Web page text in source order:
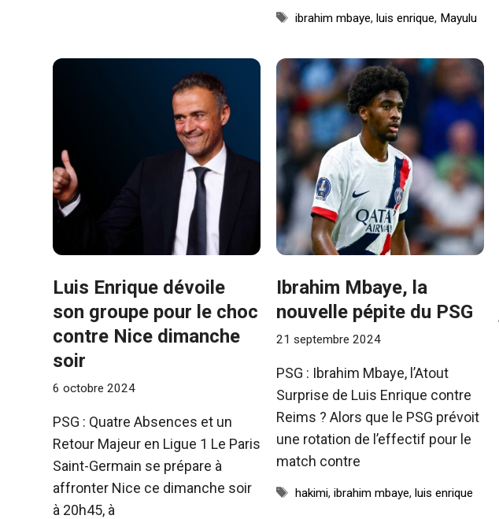
Étiquettes
ibrahim mbaye,luis enrique, Mayulu
Luis Enrique dévoile
son groupe pour le choc
contre Nice dimanche
soir
6 octobre 2024
PSG : Quatre Absences et un
Retour Majeur en Ligue 1 Le Paris
Saint-Germain se prépare à
affronter Nice ce dimanche soir
à 20h45, à
Ibrahim Mbaye, la
nouvelle pépite du PSG
21 septembre 2024
PSG : Ibrahim Mbaye, l’Atout
Surprise de Luis Enrique contre
Reims ? Alors que le PSG prévoit
une rotation de l’effectif pour le
match contre
Étiquettes
hakimi,ibrahim mbaye,luis enrique